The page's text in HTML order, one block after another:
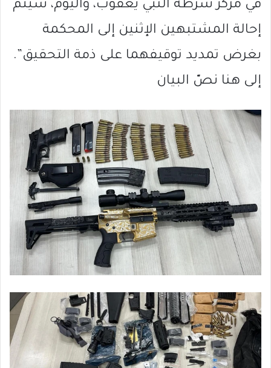
في مركز شرطة النبي يعقوب، واليوم، سيتم
إحالة المشتبهين الإثنين إلى المحكمة
بغرض تمديد توقيفهما على ذمة التحقيق”.
إلى هنا نصّ البيان